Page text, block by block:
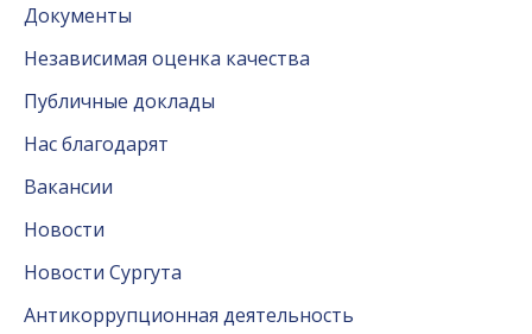
Документы
Независимая оценка качества
Публичные доклады
Нас благодарят
Вакансии
Новости
Новости Сургута
Антикоррупционная деятельность